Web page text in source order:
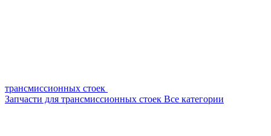
трансмиссионных стоек
Запчасти для трансмиссионных стоек Все категории